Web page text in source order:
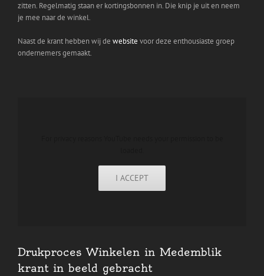
zitten. Regelmatig staan er kortingsbonnen in. Die knip je uit en neem
je mee naar de winkel.
Naast de krant hebben wij de website voor deze enthousiaste groep
ondernemers gemaakt.
I ACCEPT
Drukproces Winkelen in Medemblik
krant in beeld gebracht